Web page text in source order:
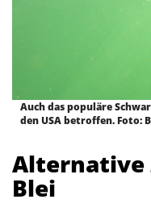
Auch das populäre
den USA betroffen. Foto:
Alternative
Blei